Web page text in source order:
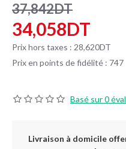
Basé sur 0
34,058DT
37,842DT
Prix hors taxes : 28,620DT
Prix en points de fidélité : 747
Livraison à domicile